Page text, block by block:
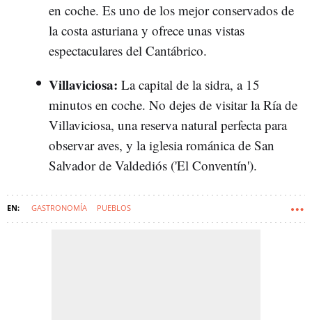
en coche. Es uno de los mejor conservados de
la costa asturiana y ofrece unas vistas
espectaculares del Cantábrico.
Villaviciosa: La capital de la sidra, a 15
minutos en coche. No dejes de visitar la Ría de
Villaviciosa, una reserva natural perfecta para
observar aves, y la iglesia románica de San
Salvador de Valdediós ('El Conventín').
GASTRONOMÍA PUEBLOS